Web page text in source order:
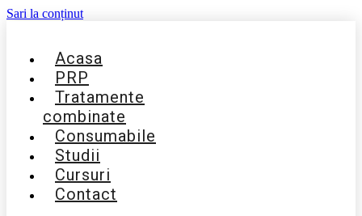
Sari la conținut
Acasa
PRP
Tratamente
combinate
Consumabile
Studii
Cursuri
Contact